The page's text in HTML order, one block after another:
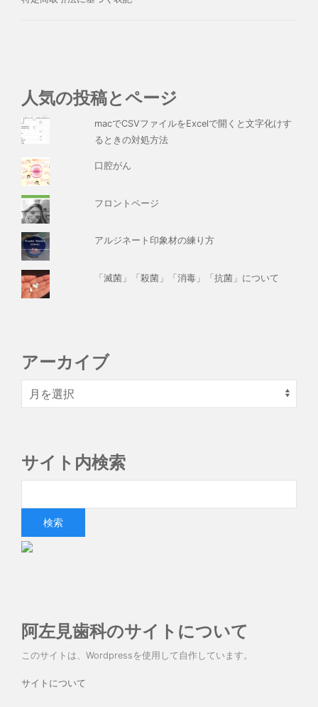
人気の投稿とページ
macでCSVファイルをExcelで開くと文字化けす
るときの対処方法
口腔がん
フロントページ
アルジネート印象材の練り方
「滅菌」「殺菌」「消毒」「抗菌」について
アーカイブ
サイト内検索
阿左見歯科のサイトについて
このサイトは、Wordpressを使用して自作しています。
サイトについて